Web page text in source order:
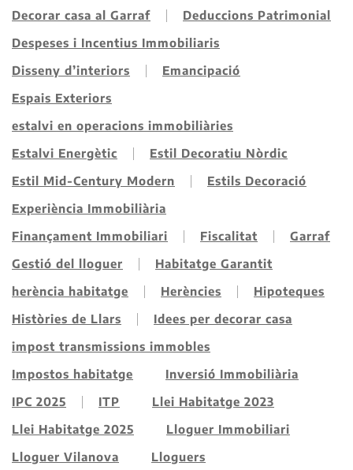
Decorar casa al Garraf
Deduccions Patrimonial
Despeses i Incentius Immobiliaris
Disseny d’interiors
Emancipació
Espais Exteriors
estalvi en operacions immobiliàries
Estalvi Energètic
Estil Decoratiu Nòrdic
Estil Mid-Century Modern
Estils Decoració
Experiència Immobiliària
Finançament Immobiliari
Fiscalitat
Garraf
Gestió del lloguer
Habitatge Garantit
herència habitatge
Herències
Hipoteques
Històries de Llars
Idees per decorar casa
impost transmissions immobles
Impostos habitatge
Inversió Immobiliària
IPC 2025
ITP
Llei Habitatge 2023
Llei Habitatge 2025
Lloguer Immobiliari
Lloguer Vilanova
Lloguers